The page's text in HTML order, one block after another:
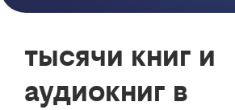
тысячи книг и
аудиокниг в